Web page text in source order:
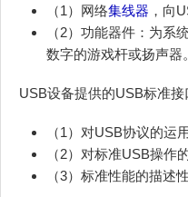
（1）网络集线器 ，向
（2）功能器件：为系
数字的游戏杆或扬声器。
USB设备提供的USB标准接
（1）对USB协议的运
（2）对标准USB操作
（3）标准性能的描述